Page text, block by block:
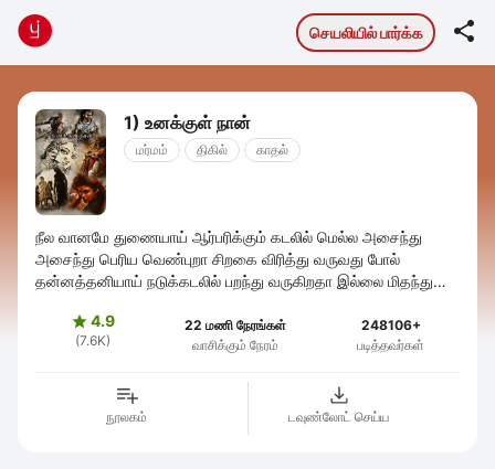
செயலியில் பார்க்க 
1) உனக்குள் நான்
மர்மம் திகில் காதல்
நீல வானமே துணையாய் ஆர்பரிக்கும் கடலில் மெல்ல அசைந்து
அசைந்து பெரிய வெண்புறா சிறகை விரித்து வருவது போல்
தன்னத்தனியாய் நடுக்கடலில் பறந்து வருகிறதா இல்லை மிதந்து
4.9
(7.6K)
22 மணி நேரங்கள்
வாசிக்கும் நேரம்
248106+
படித்தவர்கள்
நூலகம் டவுண்லோட் செய்ய